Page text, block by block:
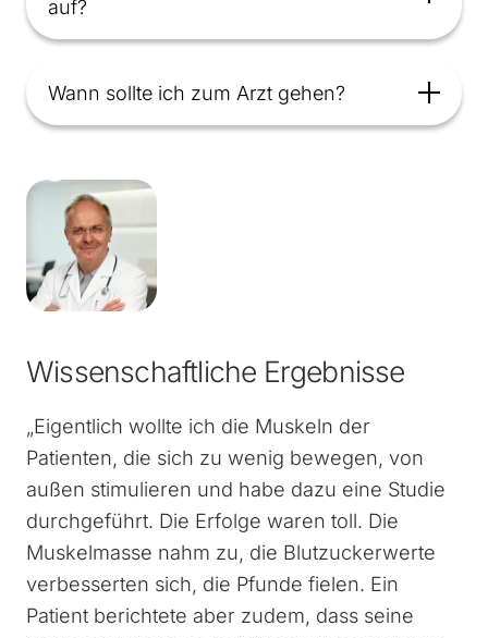
auf?
Wann sollte ich zum Arzt gehen?
Wissenschaftliche Ergebnisse
„Eigentlich wollte ich die Muskeln der
Patienten, die sich zu wenig bewegen, von
außen stimulieren und habe dazu eine Studie
durchgeführt. Die Erfolge waren toll. Die
Muskelmasse nahm zu, die Blutzuckerwerte
verbesserten sich, die Pfunde fielen. Ein
Patient berichtete aber zudem, dass seine